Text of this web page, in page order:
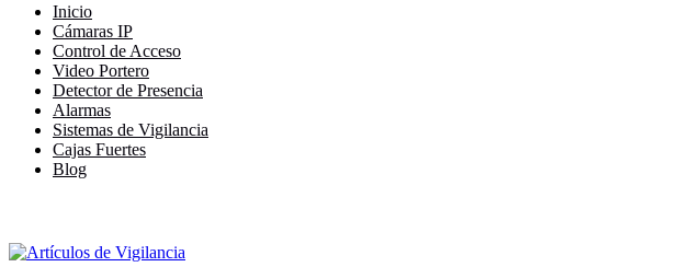
Inicio
Cámaras IP
Control de Acceso
Video Portero
Detector de Presencia
Alarmas
Sistemas de Vigilancia
Cajas Fuertes
Blog